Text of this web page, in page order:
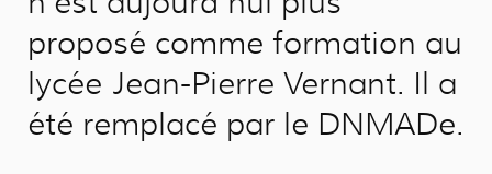
proposé comme formation au
lycée Jean-Pierre Vernant. Il a
été remplacé par le DNMADe.